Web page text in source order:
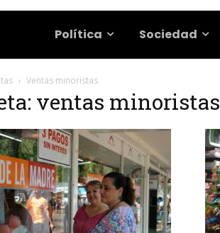
Política Sociedad
Ventas minoristas
ventas minoristas